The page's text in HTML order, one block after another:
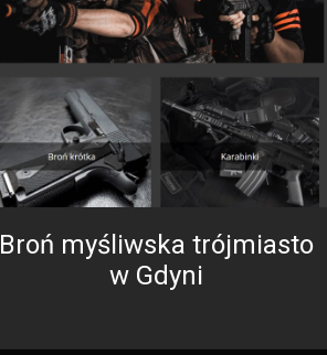
Broń myśliwska trójmiasto
w Gdyni